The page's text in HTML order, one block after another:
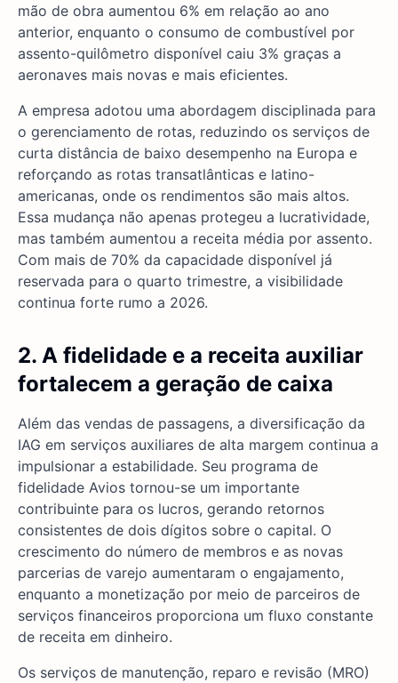
mão de obra aumentou 6% em relação ao ano
anterior, enquanto o consumo de combustível por
assento-quilômetro disponível caiu 3% graças a
aeronaves mais novas e mais eficientes.
A empresa adotou uma abordagem disciplinada para
o gerenciamento de rotas, reduzindo os serviços de
curta distância de baixo desempenho na Europa e
reforçando as rotas transatlânticas e latino-
americanas, onde os rendimentos são mais altos.
Essa mudança não apenas protegeu a lucratividade,
mas também aumentou a receita média por assento.
Com mais de 70% da capacidade disponível já
reservada para o quarto trimestre, a visibilidade
continua forte rumo a 2026.
2. A fidelidade e a receita auxiliar
fortalecem a geração de caixa
Além das vendas de passagens, a diversificação da
IAG em serviços auxiliares de alta margem continua a
impulsionar a estabilidade. Seu programa de
fidelidade Avios tornou-se um importante
contribuinte para os lucros, gerando retornos
consistentes de dois dígitos sobre o capital. O
crescimento do número de membros e as novas
parcerias de varejo aumentaram o engajamento,
enquanto a monetização por meio de parceiros de
serviços financeiros proporciona um fluxo constante
de receita em dinheiro.
Os serviços de manutenção, reparo e revisão (MRO)